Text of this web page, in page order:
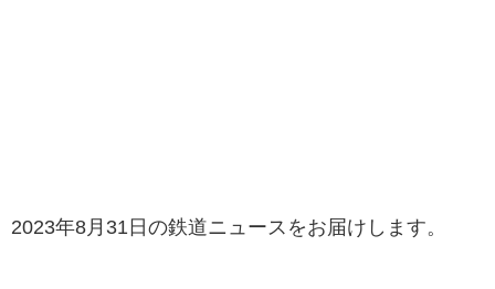
2023年8月31日の鉄道ニュースをお届けします。